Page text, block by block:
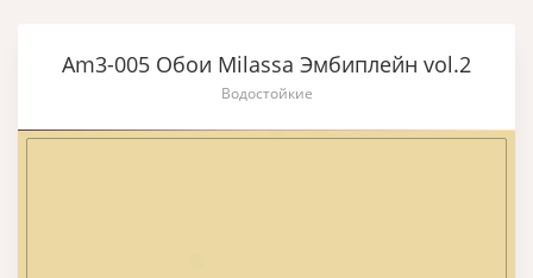
Am3-005 Обои Milassa Эмбиплейн vol.2
Водостойкие